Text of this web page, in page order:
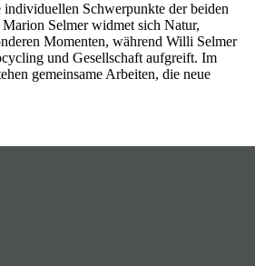
Schwerpunkte der beiden
Selmer widmet sich Natur,
Momenten, während Willi Selmer
und Gesellschaft aufgreift. Im
gemeinsame Arbeiten, die neue